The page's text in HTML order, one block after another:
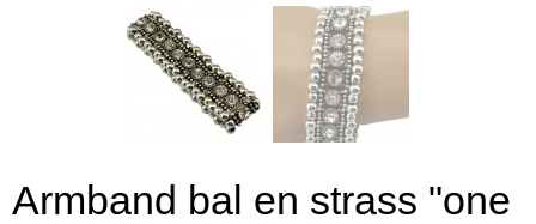
Armband bal en strass "one